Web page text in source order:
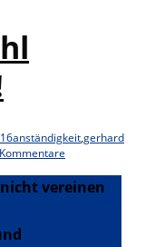
anständigkeit,gerhard
vereinen